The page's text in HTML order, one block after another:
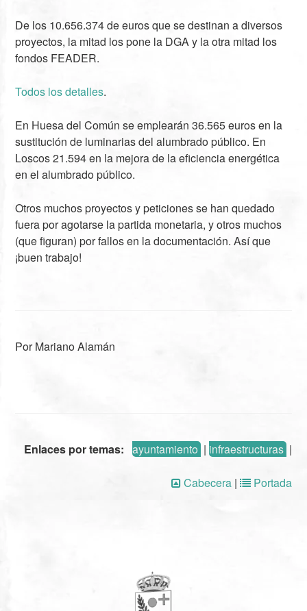
De los 10.656.374 de euros que se destinan a diversos
proyectos, la mitad los pone la DGA y la otra mitad los
fondos FEADER.
Todos los detalles.
En Huesa del Común se emplearán 36.565 euros en la
sustitución de luminarias del alumbrado público. En
Loscos 21.594 en la mejora de la eficiencia energética
en el alumbrado público.
Otros muchos proyectos y peticiones se han quedado
fuera por agotarse la partida monetaria, y otros muchos
(que figuran) por fallos en la documentación. Así que
¡buen trabajo!
Por Mariano Alamán
Enlaces por temas: ayuntamiento| infraestructuras|
Cabecera| Portada